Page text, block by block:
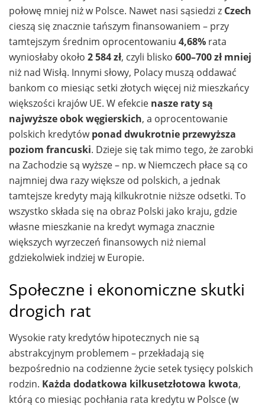
połowę mniej niż w Polsce. Nawet nasi sąsiedzi z Czech
cieszą się znacznie tańszym finansowaniem – przy
tamtejszym średnim oprocentowaniu 4,68% rata
wyniosłaby około 2 584 zł, czyli blisko 600–700 zł mniej
niż nad Wisłą. Innymi słowy, Polacy muszą oddawać
bankom co miesiąc setki złotych więcej niż mieszkańcy
większości krajów UE. W efekcie nasze raty są
najwyższe obok węgierskich, a oprocentowanie
polskich kredytówponad dwukrotnie przewyższa
poziom francuski. Dzieje się tak mimo tego, że zarobki
na Zachodzie są wyższe – np. w Niemczech płace są co
najmniej dwa razy większe od polskich, a jednak
tamtejsze kredyty mają kilkukrotnie niższe odsetki. To
wszystko składa się na obraz Polski jako kraju, gdzie
własne mieszkanie na kredyt wymaga znacznie
większych wyrzeczeń finansowych niż niemal
gdziekolwiek indziej w Europie.
Społeczne i ekonomiczne skutki
drogich rat
Wysokie raty kredytów hipotecznych nie są
abstrakcyjnym problemem – przekładają się
bezpośrednio na codzienne życie setek tysięcy polskich
rodzin. Każda dodatkowa kilkusetzłotowa kwota,
którą co miesiąc pochłania rata kredytu w Polsce (w